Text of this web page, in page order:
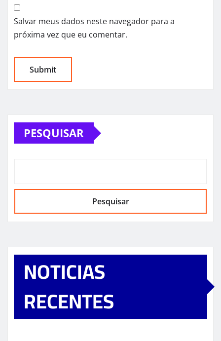
Salvar meus dados neste navegador para a
próxima vez que eu comentar.
PESQUISAR
Pesquisar
NOTICIAS
RECENTES